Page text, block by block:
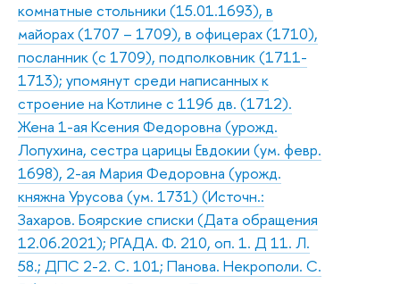
комнатные стольники (15.01.1693), в
майорах (1707 – 1709), в офицерах (1710),
посланник (с 1709), подполковник (1711-
1713); упомянут среди написанных к
строение на Котлине с 1196 дв. (1712).
Жена 1-ая Ксения Федоровна (урожд.
Лопухина, сестра царицы Евдокии (ум. февр.
1698), 2-ая Мария Федоровна (урожд.
княжна Урусова (ум. 1731) (Источн.:
Захаров. Боярские списки (Дата обращения
12.06.2021); РГАДА. Ф. 210, оп. 1. Д 11. Л.
58.; ДПС 2-2. С. 101; Панова. Некрополи. С.